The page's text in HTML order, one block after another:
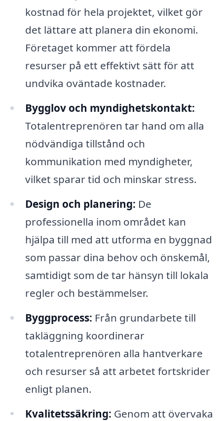
kostnad för hela projektet, vilket gör
det lättare att planera din ekonomi.
Företaget kommer att fördela
resurser på ett effektivt sätt för att
undvika oväntade kostnader.
Bygglov och myndighetskontakt:
Totalentreprenören tar hand om alla
nödvändiga tillstånd och
kommunikation med myndigheter,
vilket sparar tid och minskar stress.
Design och planering: De
professionella inom området kan
hjälpa till med att utforma en byggnad
som passar dina behov och önskemål,
samtidigt som de tar hänsyn till lokala
regler och bestämmelser.
Byggprocess: Från grundarbete till
takläggning koordinerar
totalentreprenören alla hantverkare
och resurser så att arbetet fortskrider
enligt planen.
Kvalitetssäkring: Genom att övervaka